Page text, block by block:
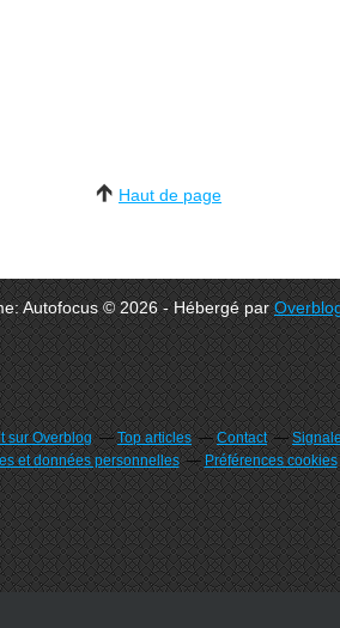
Haut de page
Autofocus © 2026 - Hébergé par
sur Overblog Top articles Contact
et données personnelles
Préférences cookies